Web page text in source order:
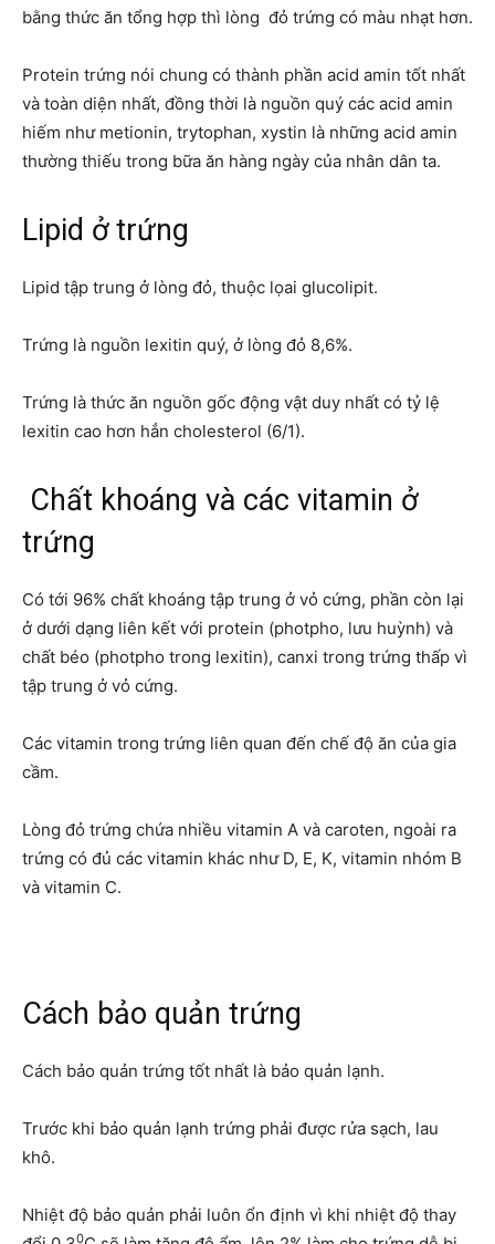
bằng thức ăn tổng hợp thì lòng đỏ trứng có màu nhạt hơn.
Protein trứng nói chung có thành phần acid amin tốt nhất
và toàn diện nhất, đồng thời là nguồn quý các acid amin
hiếm như metionin, trytophan, xystin là những acid amin
thường thiếu trong bữa ăn hàng ngày của nhân dân ta.
Lipid ở trứng
Lipid tập trung ở lòng đỏ, thuộc lọai glucolipit.
Trứng là nguồn lexitin quý, ở lòng đỏ 8,6%.
Trứng là thức ăn nguồn gốc động vật duy nhất có tỷ lệ
lexitin cao hơn hẳn cholesterol (6/1).
Chất khoáng và các vitamin ở
trứng
Có tới 96% chất khoáng tập trung ở vỏ cứng, phần còn lại
ở dưới dạng liên kết với protein (photpho, lưu huỳnh) và
chất béo (photpho trong lexitin), canxi trong trứng thấp vì
tập trung ở vỏ cứng.
Các vitamin trong trứng liên quan đến chế độ ăn của gia
cầm.
Lòng đỏ trứng chứa nhiều vitamin A và caroten, ngoài ra
trứng có đủ các vitamin khác như D, E, K, vitamin nhóm B
và vitamin C.
Cách bảo quản trứng
Cách bảo quản trứng tốt nhất là bảo quản lạnh.
Trước khi bảo quản lạnh trứng phải được rửa sạch, lau
khô.
Nhiệt độ bảo quản phải luôn ổn định vì khi nhiệt độ thay
0